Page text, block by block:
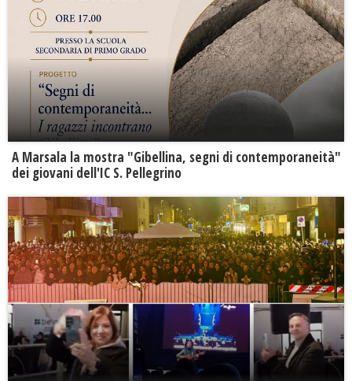
A Marsala la mostra "Gibellina, segni di contemporaneità"
dei giovani dell'IC S. Pellegrino